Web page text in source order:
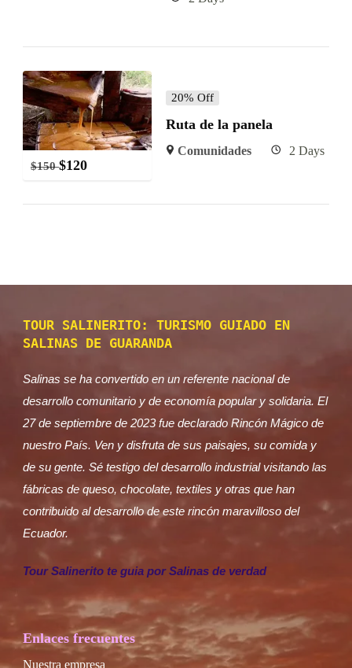
$150 $120
20% Off
Ruta de la panela
Comunidades 2 Days
TOUR SALINERITO: TURISMO GUIADO EN
SALINAS DE GUARANDA
Salinas se ha convertido en un referente nacional de
desarrollo comunitario y de economía popular y solidaria. El
27 de septiembre de 2023 fue declarado Rincón Mágico de
nuestro País. Ven y disfruta de sus paisajes, su comida y
de su gente. Sé testigo del desarrollo industrial visitando las
fábricas de queso, chocolate, textiles y otras que han
contribuido al desarrollo de este rincón maravilloso del
Ecuador.
Tour Salinerito te guia por Salinas de verdad
Enlaces frecuentes
Nuestra empresa